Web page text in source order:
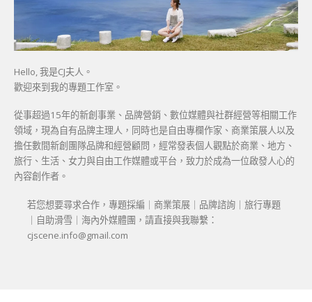
Hello, 我是CJ夫人。
歡迎來到我的專題工作室。
從事超過15年的新創事業、品牌營銷、數位媒體與社群經營等相關工作
領域，現為自有品牌主理人，同時也是自由專欄作家、商業策展人以及
擔任數間新創團隊品牌和經營顧問，經常發表個人觀點於商業、地方、
旅行、生活、女力與自由工作媒體或平台，致力於成為一位啟發人心的
內容創作者。
若您想要尋求合作，專題採編｜商業策展｜品牌諮詢｜旅行專題
｜自助滑雪｜海內外媒體團，請直接與我聯繫：
cjscene.info@gmail.com